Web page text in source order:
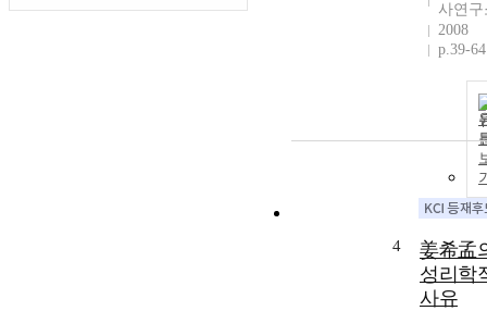
사연구
2008
p.39-64
4
姜希孟
성리학
사유